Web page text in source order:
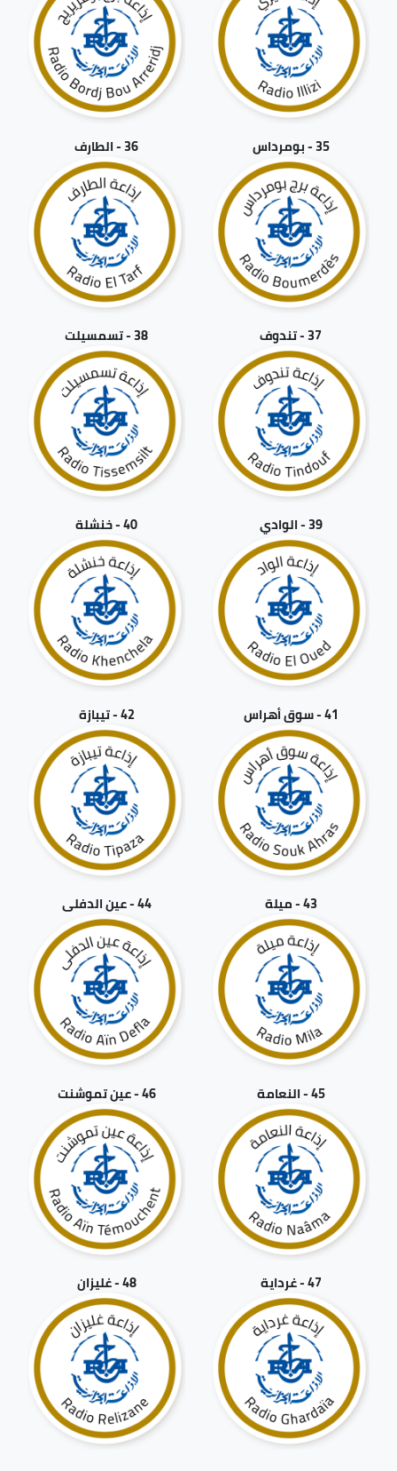
35 - بومرداس 36 - الطارف
37 - تندوف 38 - تسمسيلت
39 - الوادي 40 - خنشلة
41 - سوق أهراس 42 - تيبازة
43 - ميلة 44 - عين الدفلى
45 - النعامة 46 - عين تموشنت
47 - غرداية 48 - غليزان